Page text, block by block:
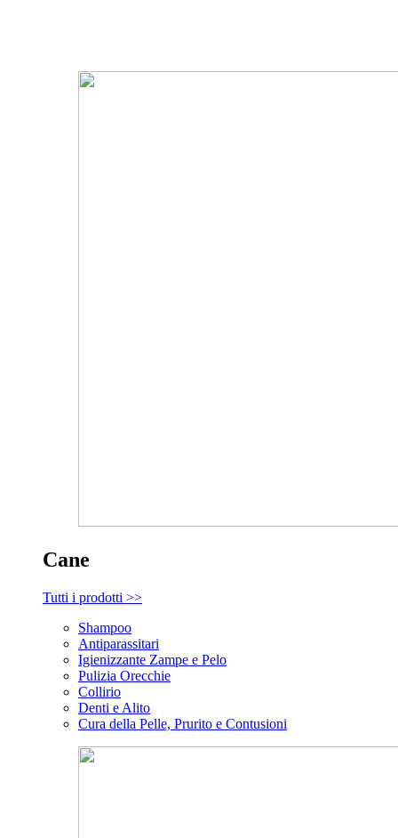
Cane
Tutti i prodotti >>
Shampoo
Antiparassitari
Igienizzante Zampe e Pelo
Pulizia Orecchie
Collirio
Denti e Alito
Cura della Pelle, Prurito e Contusioni